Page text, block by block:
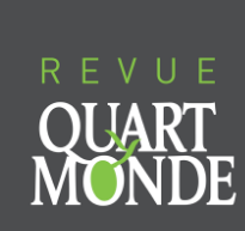
contenu